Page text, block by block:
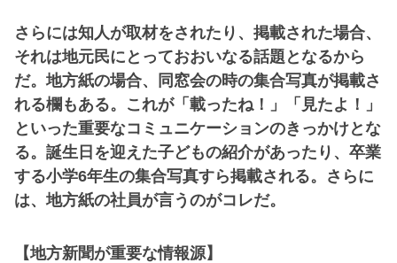
さらには知人が取材をされたり、掲載された場合、
それは地元民にとっておおいなる話題となるから
だ。地方紙の場合、同窓会の時の集合写真が掲載さ
れる欄もある。これが「載ったね！」「見たよ！」
といった重要なコミュニケーションのきっかけとな
る。誕生日を迎えた子どもの紹介があったり、卒業
する小学6年生の集合写真すら掲載される。さらに
は、地方紙の社員が言うのがコレだ。
【地方新聞が重要な情報源】